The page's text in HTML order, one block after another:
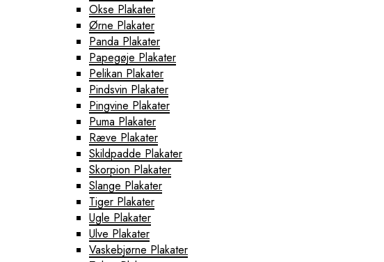
Okse Plakater
Ørne Plakater
Panda Plakater
Papegøje Plakater
Pelikan Plakater
Pindsvin Plakater
Pingvine Plakater
Puma Plakater
Ræve Plakater
Skildpadde Plakater
Skorpion Plakater
Slange Plakater
Tiger Plakater
Ugle Plakater
Ulve Plakater
Vaskebjørne Plakater